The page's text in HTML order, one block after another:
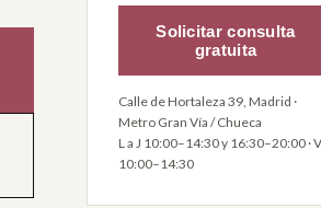
Solicitar consulta
gratuita
Calle de Hortaleza 39, Madrid ·
Metro Gran Vía / Chueca
L a J 10:00–14:30 y 16:30–20:00 · V
10:00–14:30